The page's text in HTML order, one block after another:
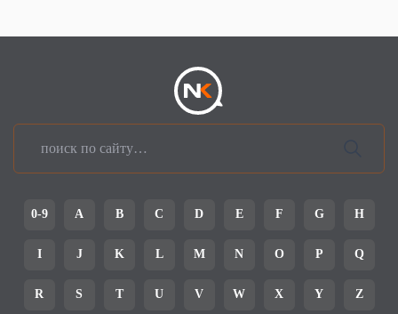
0-9 A B C D E F G H
I J K L M N O P Q
R S T U V W X Y Z